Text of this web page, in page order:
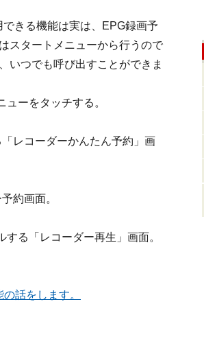
きる機能は実は、EPG録画予
スタートメニューから行うので
いつでも呼び出すことができま
ーをタッチする。
レコーダーかんたん予約」画
約画面。
る「レコーダー再生」画面。
話をします。